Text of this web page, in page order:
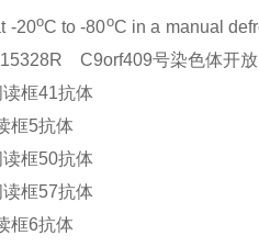
-20oC to -80oC in a manual
C9orf409号染色体开
框41抗体
框5抗体
框50抗体
框57抗体
框6抗体